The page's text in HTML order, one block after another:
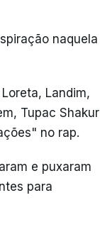
naquela
Landim,
Tupac Shakur
no rap.
e puxaram
para